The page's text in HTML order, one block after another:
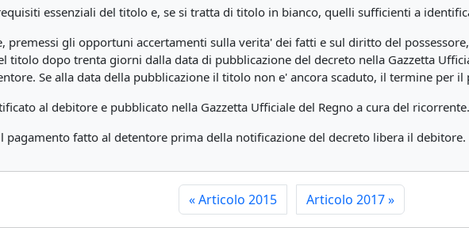
essenziali del titolo e, se si tratta di titolo in bianco, quelli sufficienti a
premessi gli opportuni accertamenti sulla verita' dei fatti e sul diritto del
titolo dopo trenta giorni dalla data di pubblicazione del decreto nella Gazzetta
Se alla data della pubblicazione il titolo non e' ancora scaduto, il termine per il
al debitore e pubblicato nella Gazzetta Ufficiale del Regno a cura del ricorrente.
pagamento fatto al detentore prima della notificazione del decreto libera il debitore.
«Articolo 2015 Articolo 2017»